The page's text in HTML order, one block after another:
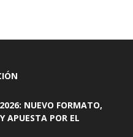
NUEVO FORMATO,
APUESTA POR EL